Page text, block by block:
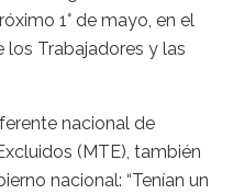
1° de mayo, en el
los Trabajadores y las
nacional de
(MTE), también
nacional: “Tenían un